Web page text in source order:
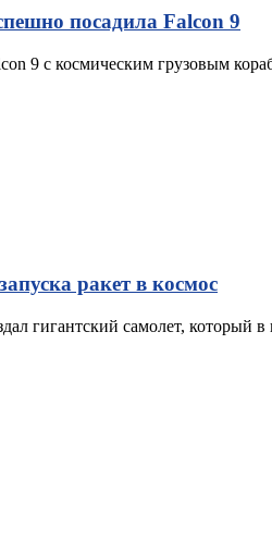
посадила Falcon 9
9 с космическим грузовым
ракет в космос
гигантский самолет, который